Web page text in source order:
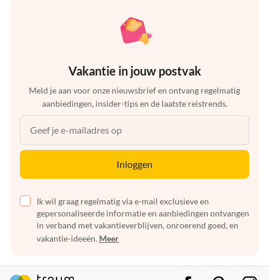
Vakantie in jouw postvak
Meld je aan voor onze nieuwsbrief en ontvang regelmatig
aanbiedingen, insider-tips en de laatste reistrends.
Inloggen
Ik wil graag regelmatig via e-mail exclusieve en
gepersonaliseerde informatie en aanbiedingen ontvangen
in verband met vakantieverblijven, onroerend goed, en
vakantie-ideeën. Meer